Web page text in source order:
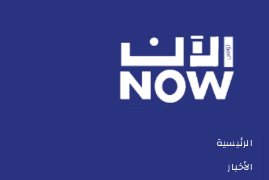
الرئيسية
الأخبار